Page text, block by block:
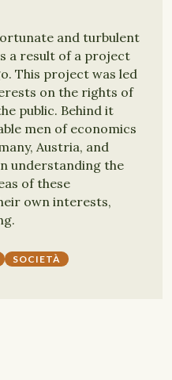
and turbulent
a result of a project
This project was led
on the rights of
public. Behind it
men of economics
Austria, and
understanding the
of these
own interests,
SOCIETÀ